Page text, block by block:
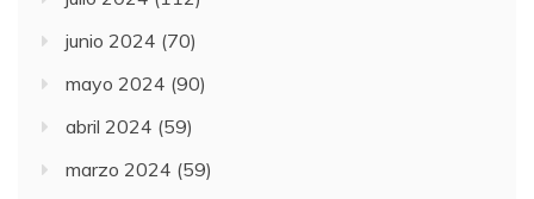
junio 2024 (70)
mayo 2024 (90)
abril 2024 (59)
marzo 2024 (59)